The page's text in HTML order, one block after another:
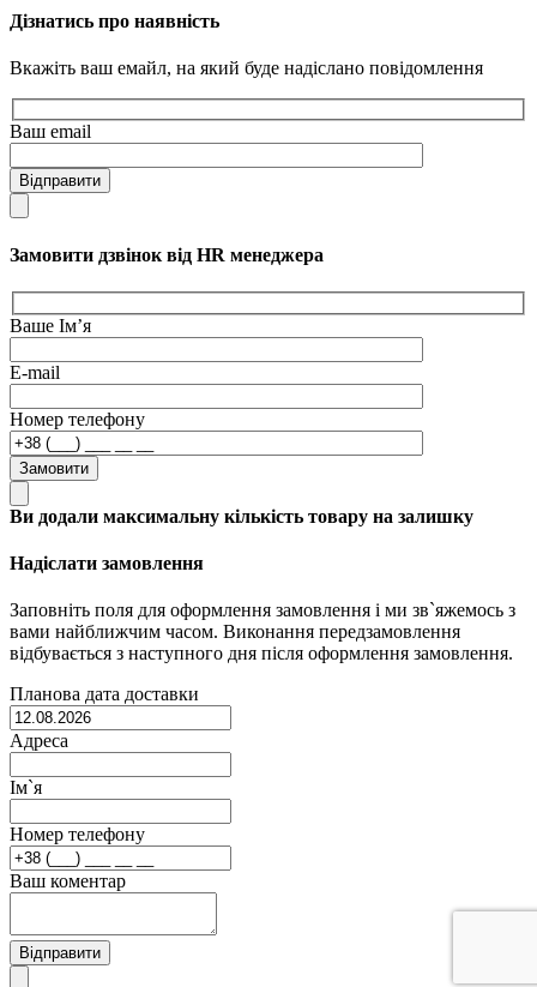
Дізнатись про наявність
Вкажіть ваш емайл, на який буде надіслано повідомлення
Ваш email
Відправити
Замовити дзвінок від HR менеджера
Ваше Ім’я
E-mail
Номер телефону
Замовити
Ви додали максимальну кількість товару на залишку
Надіслати замовлення
Заповніть поля для оформлення замовлення і ми зв`яжемось з
вами найближчим часом. Виконання передзамовлення
відбувається з наступного дня після оформлення замовлення.
Планова дата доставки
Адреса
Ім`я
Номер телефону
Ваш коментар
Відправити